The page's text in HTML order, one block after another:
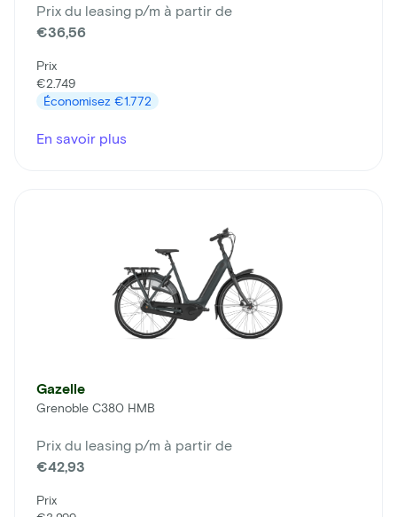
Prix du leasing p/m à partir de
€36,56
Prix
€2.749
Économisez €1.772
En savoir plus
Gazelle
Grenoble C380 HMB
Prix du leasing p/m à partir de
€42,93
Prix